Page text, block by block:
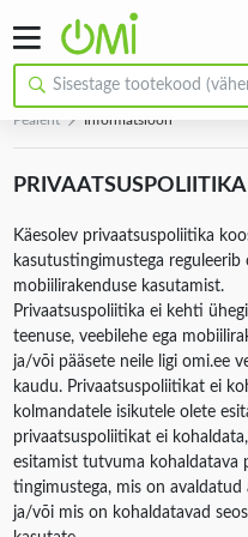
Pealeht Informatsioon
PRIVAATSUSPOLIITIKA
Käesolev privaatsuspoliitika
kasutustingimustega reguleerib
mobiilirakenduse kasutamist.
Privaatsuspoliitika ei kehti
teenuse, veebilehe ega
ja/või pääsete neile ligi omi.ee
kaudu. Privaatsuspoliitikat ei
kolmandatele isikutele olete
privaatsuspoliitikat ei
esitamist tutvuma kohaldatava
tingimustega, mis on avaldatud
ja/või mis on kohaldatavad